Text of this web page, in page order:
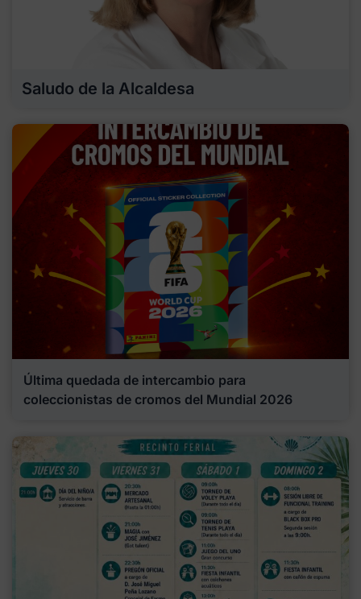
Saludo de la Alcaldesa
Última quedada de intercambio para
coleccionistas de cromos del Mundial 2026